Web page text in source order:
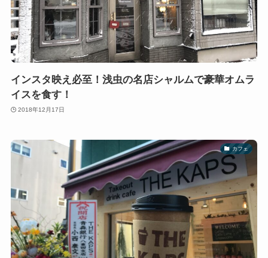
インスタ映え必至！浅虫の名店シャルムで豪華オムラ
イスを食す！
2018年12月17日
カフェ